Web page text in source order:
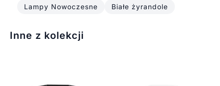
Lampy Nowoczesne
Białe żyrandole
Inne z kolekcji